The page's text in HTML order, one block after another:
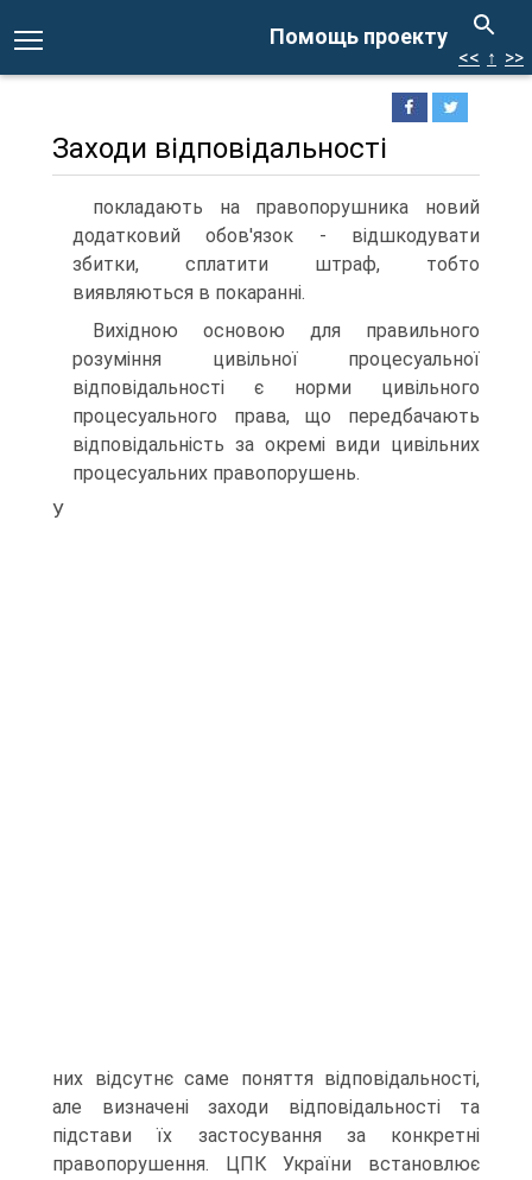
Помощь проекту
<< ↑ >>
Заходи відповідальності
покладають на правопорушника новий
додатковий обов'язок - відшкодувати
збитки, сплатити штраф, тобто
виявляються в покаранні.
Вихідною основою для правильного
розуміння цивільної процесуальної
відповідальності є норми цивільного
процесуального права, що передбачають
відповідальність за окремі види цивільних
процесуальних правопорушень.
У
них відсутнє саме поняття відповідальності,
але визначені заходи відповідальності та
підстави їх застосування за конкретні
правопорушення. ЦПК України встановлює